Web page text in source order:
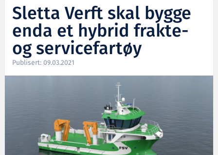
Sletta Verft skal bygge
enda et hybrid frakte-
og servicefartøy
Publisert: 09.03.2021